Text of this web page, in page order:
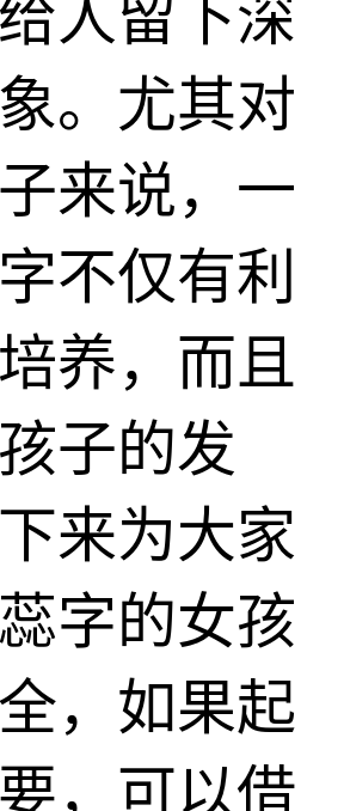
人留下深
。尤其对
来说，一
不仅有利
养，而且
子的发
来为大家
字的女孩
，如果起
，可以借